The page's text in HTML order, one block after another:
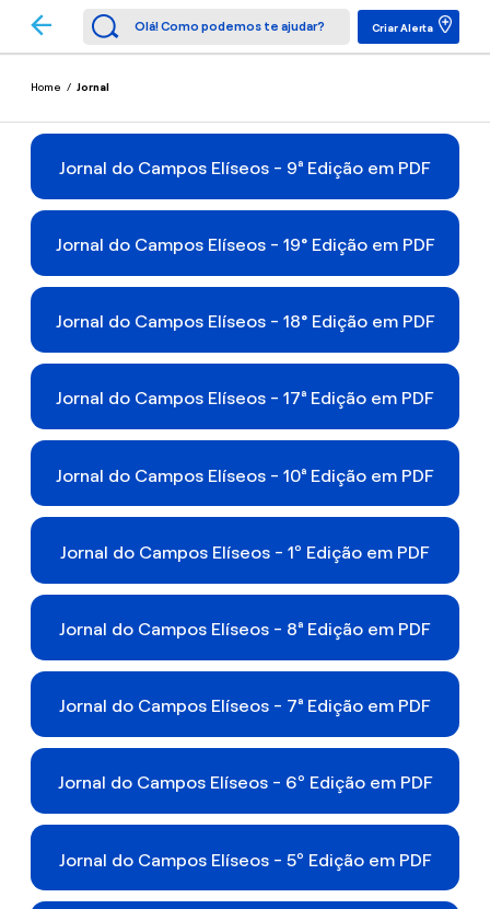
Criar Alerta
Home / Jornal
Jornal do Campos Elíseos - 9ª Edição em PDF
Jornal do Campos Elíseos - 19° Edição em PDF
Jornal do Campos Elíseos - 18° Edição em PDF
Jornal do Campos Elíseos - 17ª Edição em PDF
Jornal do Campos Elíseos - 10ª Edição em PDF
Jornal do Campos Elíseos - 1º Edição em PDF
Jornal do Campos Elíseos - 8ª Edição em PDF
Jornal do Campos Elíseos - 7ª Edição em PDF
Jornal do Campos Elíseos - 6º Edição em PDF
Jornal do Campos Elíseos - 5º Edição em PDF